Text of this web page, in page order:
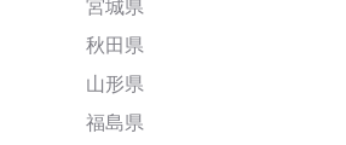
宮城県
秋田県
山形県
福島県